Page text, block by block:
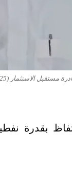
(25 أكتوبر 2022)
بقدرة